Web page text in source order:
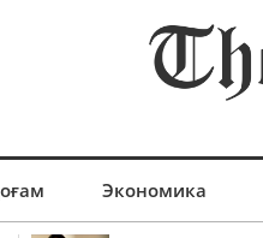
Экономика